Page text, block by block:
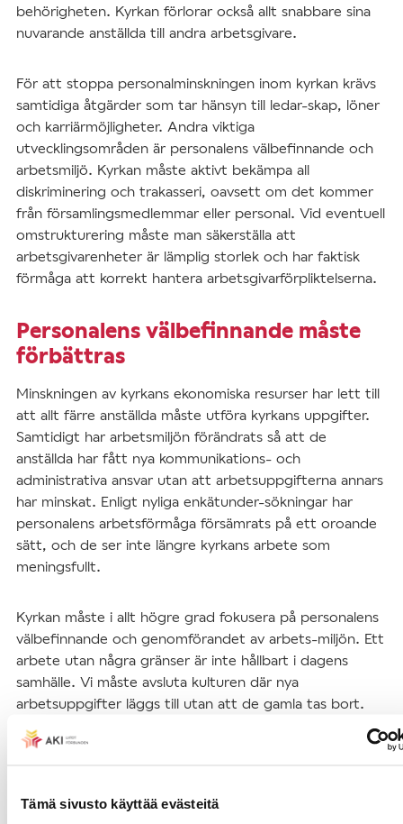
Tämä sivusto käyttää evästeitä
behörigheten. Kyrkan förlorar också allt snabbare sina
nuvarande anställda till andra arbetsgivare.
För att stoppa personalminskningen inom kyrkan krävs
samtidiga åtgärder som tar hänsyn till ledar-skap, löner
och karriärmöjligheter. Andra viktiga
utvecklingsområden är personalens välbefinnande och
arbetsmiljö. Kyrkan måste aktivt bekämpa all
diskriminering och trakasseri, oavsett om det kommer
från församlingsmedlemmar eller personal. Vid eventuell
omstrukturering måste man säkerställa att
arbetsgivarenheter är lämplig storlek och har faktisk
förmåga att korrekt hantera arbetsgivarförpliktelserna.
Personalens välbefinnande måste
förbättras
Minskningen av kyrkans ekonomiska resurser har lett till
att allt färre anställda måste utföra kyrkans uppgifter.
Samtidigt har arbetsmiljön förändrats så att de
anställda har fått nya kommunikations- och
administrativa ansvar utan att arbetsuppgifterna annars
har minskat. Enligt nyliga enkätunder-sökningar har
personalens arbetsförmåga försämrats på ett oroande
sätt, och de ser inte längre kyrkans arbete som
meningsfullt.
Kyrkan måste i allt högre grad fokusera på personalens
välbefinnande och genomförandet av arbets-miljön. Ett
arbete utan några gränser är inte hållbart i dagens
samhälle. Vi måste avsluta kulturen där nya
arbetsuppgifter läggs till utan att de gamla tas bort.
ännu mer aktivt förebygga arbetsrelaterad psykosocial